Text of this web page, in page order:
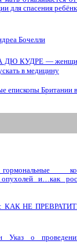
для спасения
Бочелли
КУДРЕ —
в медицину
епископы Британии
опухолей и…как
КАК НЕ
Указ о